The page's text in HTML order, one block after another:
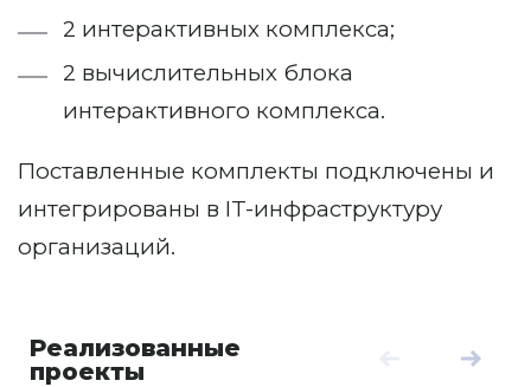
2 интерактивных комплекса;
2 вычислительных блока
интерактивного комплекса.
Поставленные комплекты подключены и
интегрированы в IT-инфраструктуру
организаций.
Реализованные
проекты